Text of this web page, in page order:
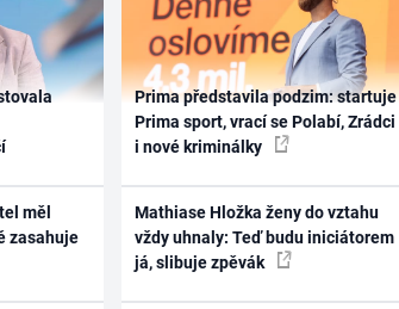
měl
zasahuje
Prima představila podzim: startuje
Prima sport, vrací se Polabí, Zrádci
i nové kriminálky
Mathiase Hložka ženy do vztahu
vždy uhnaly: Teď budu iniciátorem
já, slibuje zpěvák